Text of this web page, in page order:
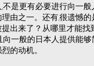
不是更有必要进行向一
由之一。还有,很遗憾
出来了？从哪里才能
向一般的日本人提供能
的动机。